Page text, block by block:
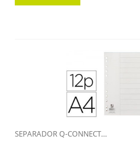
SEPARADOR Q-CONNECT...